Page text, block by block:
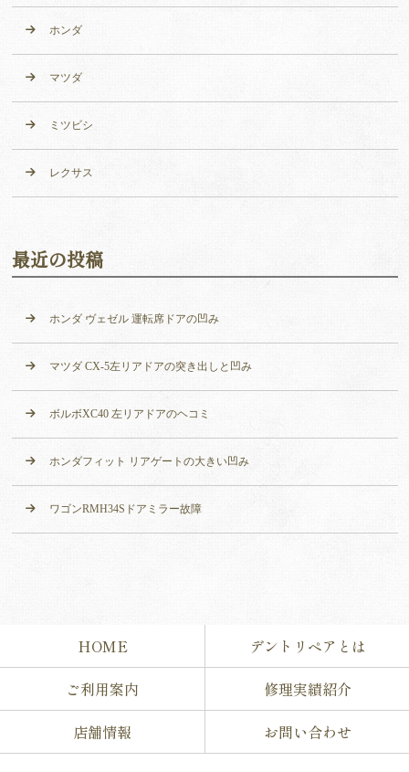
ホンダ
マツダ
ミツビシ
レクサス
最近の投稿
ホンダ ヴェゼル 運転席ドアの凹み
マツダ CX-5左リアドアの突き出しと凹み
ボルボXC40 左リアドアのヘコミ
ホンダフィット リアゲートの大きい凹み
ワゴンRMH34Sドアミラー故障
HOME
デントリペアとは
ご利用案内
修理実績紹介
店舗情報
お問い合わせ